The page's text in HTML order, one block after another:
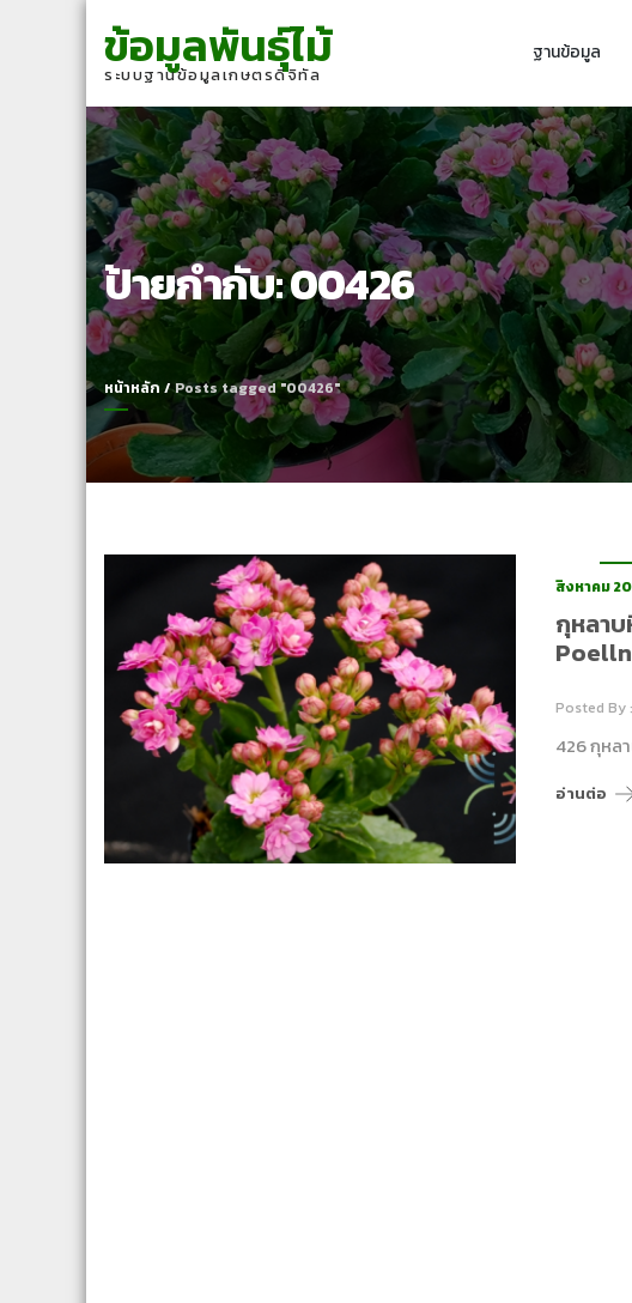
navigation
content
ข้อมูลพันธุ์ไม้
ระบบฐานข้อมูลเกษตรดิจิทัล
ฐานข้อมูล
ป้ายกำกับ:00426
หน้าหลัก /Posts tagged "00426"
สิงหาคม
กุหลา
Posted
426 กุหล
อ่านต่อ